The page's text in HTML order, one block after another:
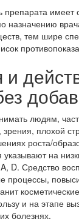
препарата имеет
назначению
тем шире
и
людям,
плохой
роста/
указывают на
D. Средство
процессы,
и на этапе
болезнях.